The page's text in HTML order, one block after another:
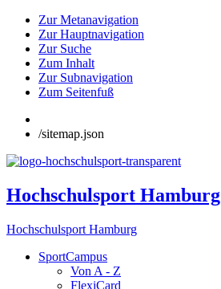
Zur Metanavigation
Zur Hauptnavigation
Zur Suche
Zum Inhalt
Zur Subnavigation
Zum Seitenfuß
/sitemap.json
Hochschulsport Hamburg
Hochschulsport Hamburg
SportCampus
Von A - Z
FlexiCard